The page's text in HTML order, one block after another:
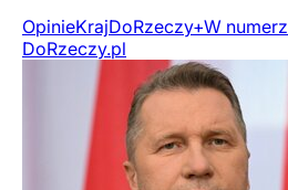
OpinieKrajDoRzeczy+W
DoRzeczy.pl